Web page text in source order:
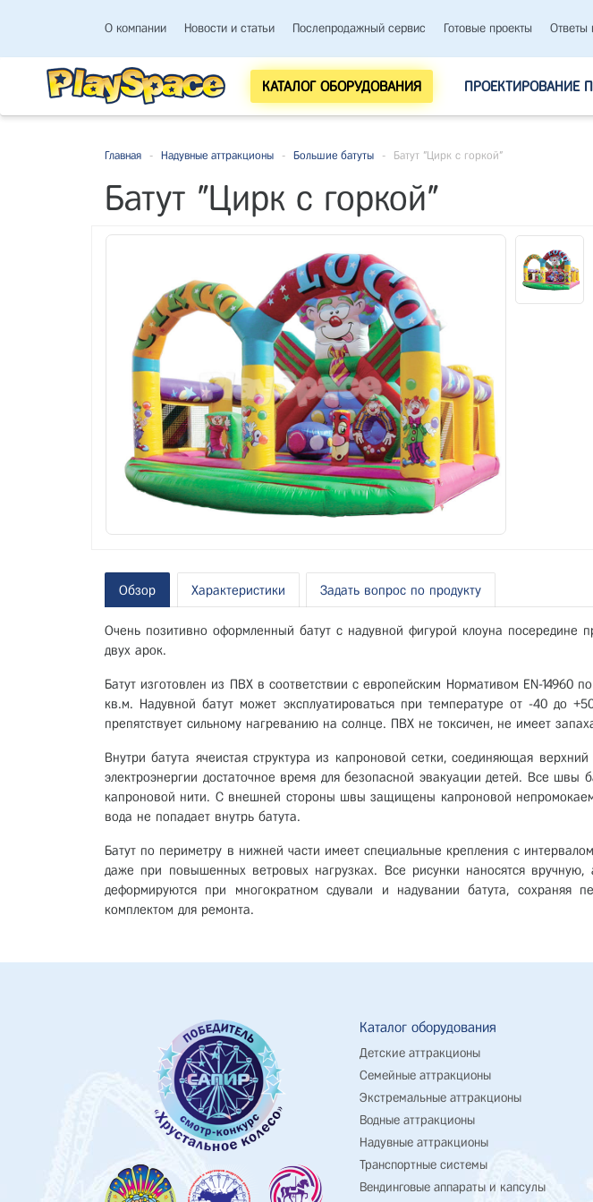
О компании Новости и статьи Послепродажный сервис Готовые проекты Ответы
КАТАЛОГ ОБОРУДОВАНИЯ ПРОЕКТИРОВАНИЕ
Главная - Надувные аттракционы - Большие батуты - Батут "Цирк с горкой"
Батут "Цирк с горкой"
Обзор Характеристики Задать вопрос по продукту
Очень позитивно оформленный батут с надувной фигурой клоуна
двух арок.
Батут изготовлен из ПВХ в соответствии с европейским Нормативом ЕN-14960
кв.м. Надувной батут может эксплуатироваться при температуре от -40 до
препятствует сильному нагреванию на солнце. ПВХ не токсичен, не имеет
Внутри батута ячеистая структура из капроновой сетки, соединяющая
электроэнергии достаточное время для безопасной эвакуации детей. Все
капроновой нити. С внешней стороны швы защищены капроновой
вода не попадает внутрь батута.
Батут по периметру в нижней части имеет специальные крепления с
даже при повышенных ветровых нагрузках. Все рисунки наносятся
деформируются при многократном сдували и надувании батута, сохраняя
комплектом для ремонта.
Каталог оборудования
Детские аттракционы
Семейные аттракционы
Экстремальные аттракционы
Водные аттракционы
Надувные аттракционы
Транспортные системы
Вендинговые аппараты и капсулы